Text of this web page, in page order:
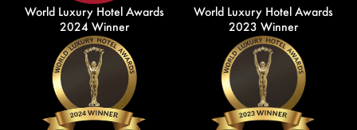
World Luxury Hotel Awards
2024 Winner
World Luxury Hotel Awards
2023 Winner